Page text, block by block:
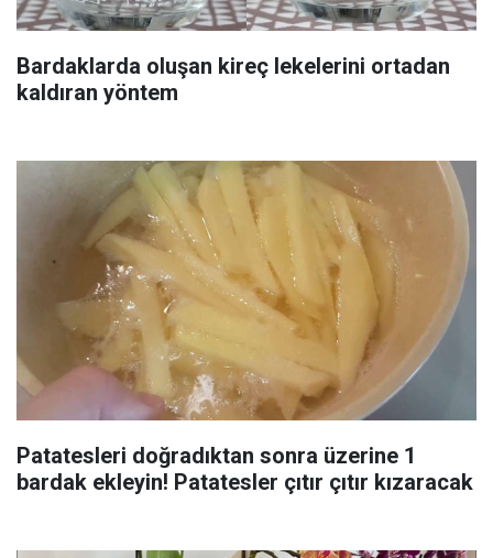
Bardaklarda oluşan kireç lekelerini ortadan
kaldıran yöntem
Patatesleri doğradıktan sonra üzerine 1
bardak ekleyin! Patatesler çıtır çıtır kızaracak